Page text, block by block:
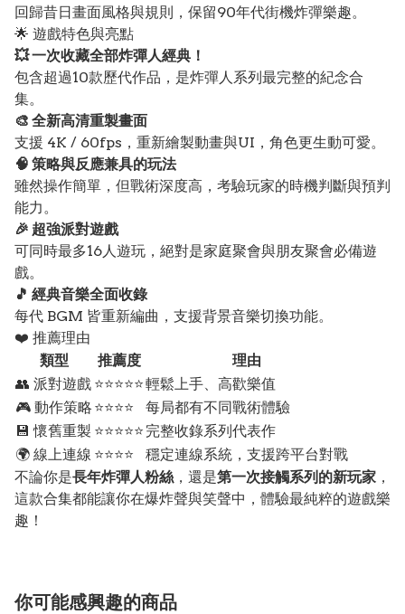
回歸昔日畫面風格與規則，保留90年代街機炸彈樂趣。
🌟 遊戲特色與亮點
💥 一次收藏全部炸彈人經典！
包含超過10款歷代作品，是炸彈人系列最完整的紀念合
集。
🎨 全新高清重製畫面
支援 4K / 60fps，重新繪製動畫與UI，角色更生動可愛。
🧠 策略與反應兼具的玩法
雖然操作簡單，但戰術深度高，考驗玩家的時機判斷與預判
能力。
🎉 超強派對遊戲
可同時最多16人遊玩，絕對是家庭聚會與朋友聚會必備遊
戲。
🎵 經典音樂全面收錄
每代 BGM 皆重新編曲，支援背景音樂切換功能。
❤️ 推薦理由
類型
推薦度
理由
👥 派對遊戲 ⭐⭐⭐⭐⭐輕鬆上手、高歡樂值
🎮 動作策略 ⭐⭐⭐⭐
每局都有不同戰術體驗
💾 懷舊重製 ⭐⭐⭐⭐⭐ 完整收錄系列代表作
🌍 線上連線 ⭐⭐⭐⭐
穩定連線系統，支援跨平台對戰
不論你是長年炸彈人粉絲 ，還是第一次接觸系列的新玩家 ，
這款合集都能讓你在爆炸聲與笑聲中，體驗最純粹的遊戲樂
趣！
你可能感興趣的商品